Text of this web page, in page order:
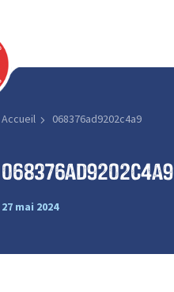
Accueil 068376ad9202c4a9
068376ad9202c4a9
27 mai 2024